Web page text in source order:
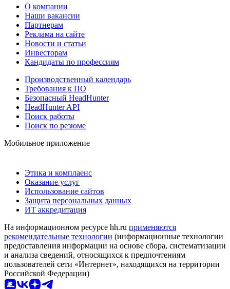
О компании
Наши вакансии
Партнерам
Реклама на сайте
Новости и статьи
Инвесторам
Кандидаты по профессиям
Производственный календарь
Требования к ПО
Безопасный HeadHunter
HeadHunter API
Поиск работы
Поиск по резюме
Мобильное приложение
Этика и комплаенс
Оказание услуг
Использование сайтов
Защита персональных данных
ИТ аккредитация
На информационном ресурсе hh.ru применяются
рекомендательные технологии (информационные технологии
предоставления информации на основе сбора, систематизации
и анализа сведений, относящихся к предпочтениям
пользователей сети «Интернет», находящихся на территории
Российской Федерации)